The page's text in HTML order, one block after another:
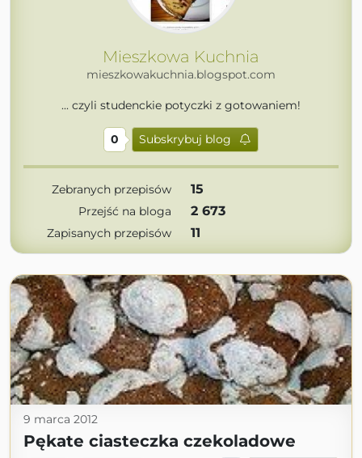
Mieszkowa Kuchnia
mieszkowakuchnia.blogspot.com
... czyli studenckie potyczki z gotowaniem!
0 Subskrybuj blog
Zebranych przepisów 15
Przejść na bloga 2 673
Zapisanych przepisów 11
9 marca 2012
Pękate ciasteczka czekoladowe